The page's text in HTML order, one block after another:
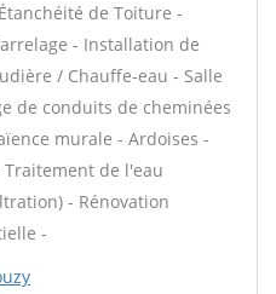
de Toiture -
- Installation de
/ Chauffe-eau - Salle
de conduits de cheminées
murale - Ardoises -
de l'eau
- Rénovation
-